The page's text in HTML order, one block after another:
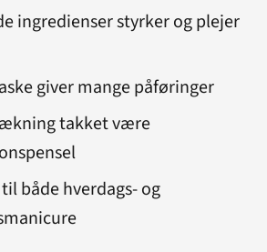
ingredienser styrker og plejer
giver mange påføringer
takket være
både hverdags- og